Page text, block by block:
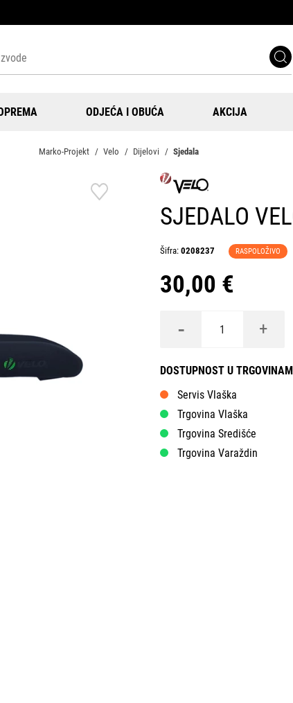
ODJEĆA I OBUĆA AKCIJA
Marko-Projekt Velo Dijelovi Sjedala
SJEDALO
Šifra: 0208237 RASPOLOŽIVO
30,00 €
- +
DOSTUPNOST U
Servis Vlaška
Trgovina Vlaška
Trgovina Središće
Trgovina Varaždin